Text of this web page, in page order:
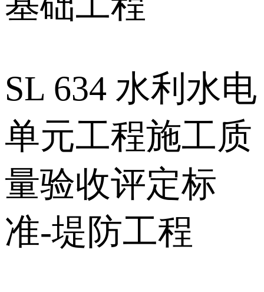
SL 634 水利水电
单元工程施工质
量验收评定标
准-堤防工程